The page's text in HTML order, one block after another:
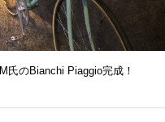
M氏のBianchi Piaggio完成！